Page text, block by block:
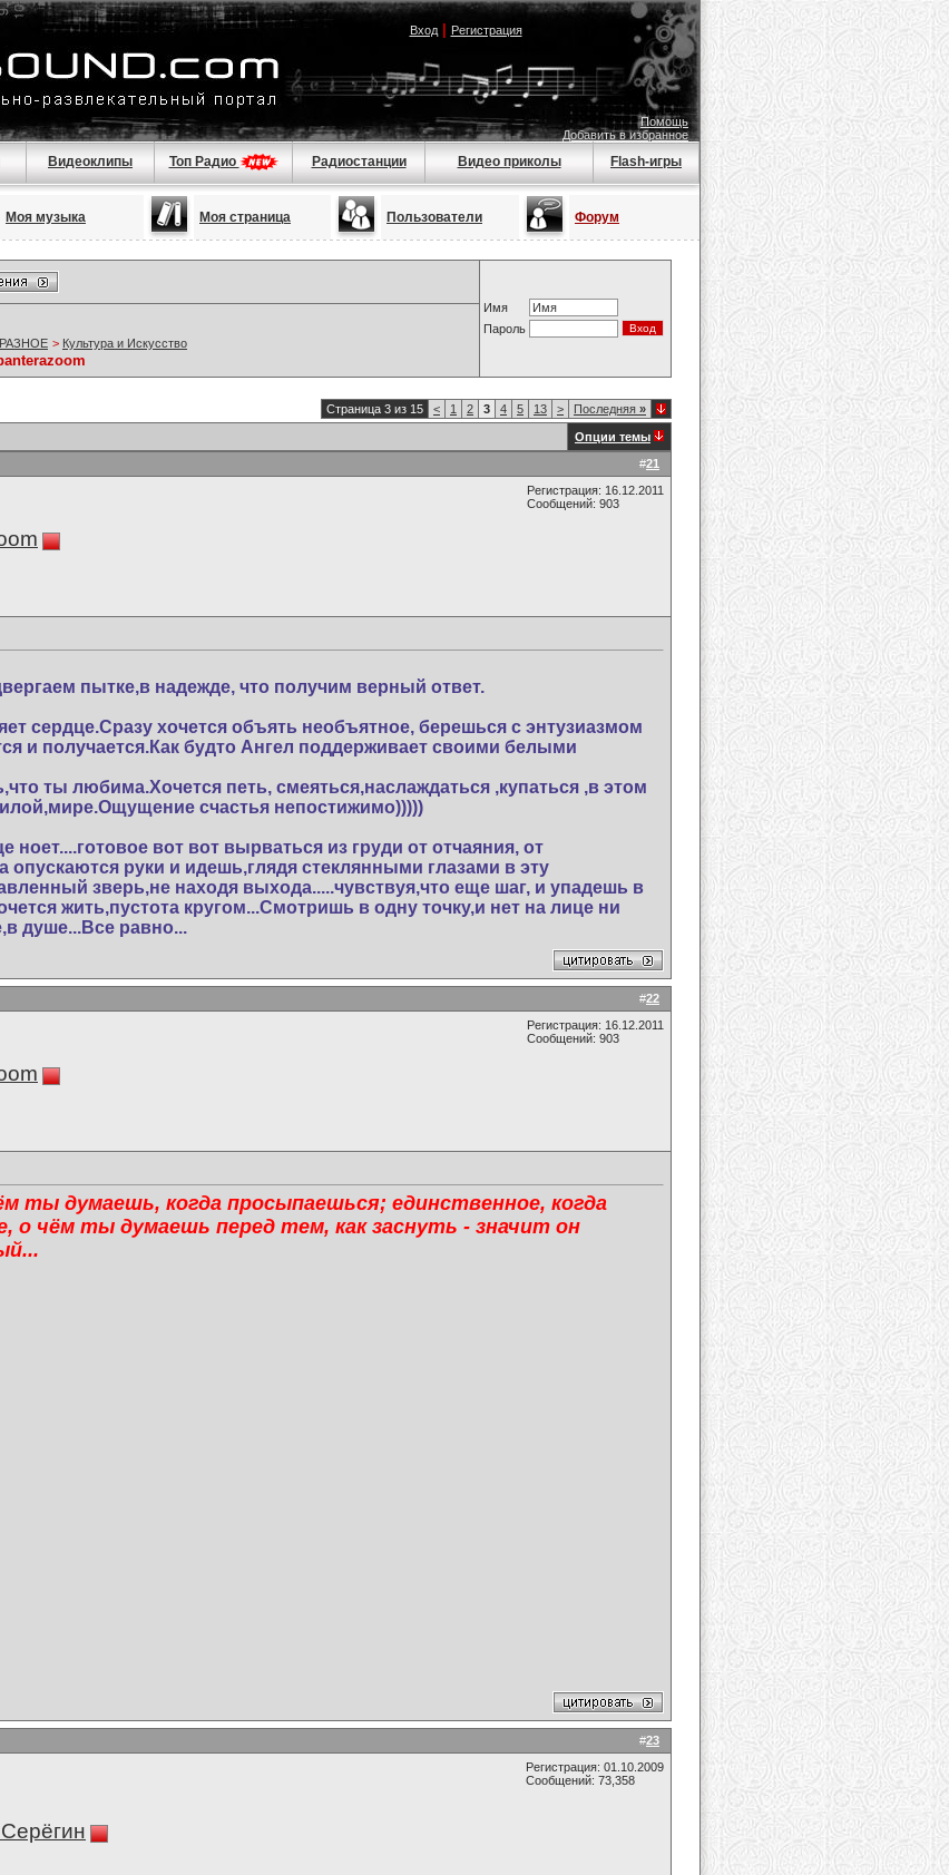
Вход| Регистрация
Помощь
Добавить в избранное
Видеоклипы Топ Радио Радиостанции Видео приколы Flash-игры
Моя музыка Моя страница Пользователи Форум
Имя
Пароль
РАЗНОЕ > Культура и Искусство
Страница 3 из 15 < 1 2 3 4 5 13 > Последняя »
Опции темы
#21
Регистрация: 16.12.2011
Сообщений: 903
пытке,в надежде, что получим верный ответ.
сердце.Сразу хочется объять необъятное, берешься с энтузиазмом
и получается.Как будто Ангел поддерживает своими белыми
ты любима.Хочется петь, смеяться,наслаждаться ,купаться ,в этом
счастья непостижимо)))))
ноет....готовое вот вот вырваться из груди от отчаяния, от
опускаются руки и идешь,глядя стеклянными глазами в эту
зверь,не находя выхода.....чувствуя,что еще шаг, и упадешь в
жить,пустота кругом...Смотришь в одну точку,и нет на лице ни
душе...Все равно...
#22
Регистрация: 16.12.2011
Сообщений: 903
ты думаешь, когда просыпаешься; единственное, когда
о чём ты думаешь перед тем, как заснуть - значит он
#23
Регистрация: 01.10.2009
Сообщений: 73,358